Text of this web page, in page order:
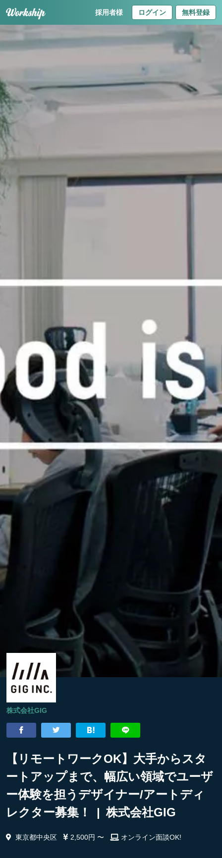
採用者様 ログイン 無料登録
株式会社GIG
【リモートワークOK】大手からスタ
ートアップまで、幅広い領域でユーザ
ー体験を担うデザイナー/アートディ
レクター募集！ | 株式会社GIG
東京都中央区 2,500円 〜 オンライン面談OK!